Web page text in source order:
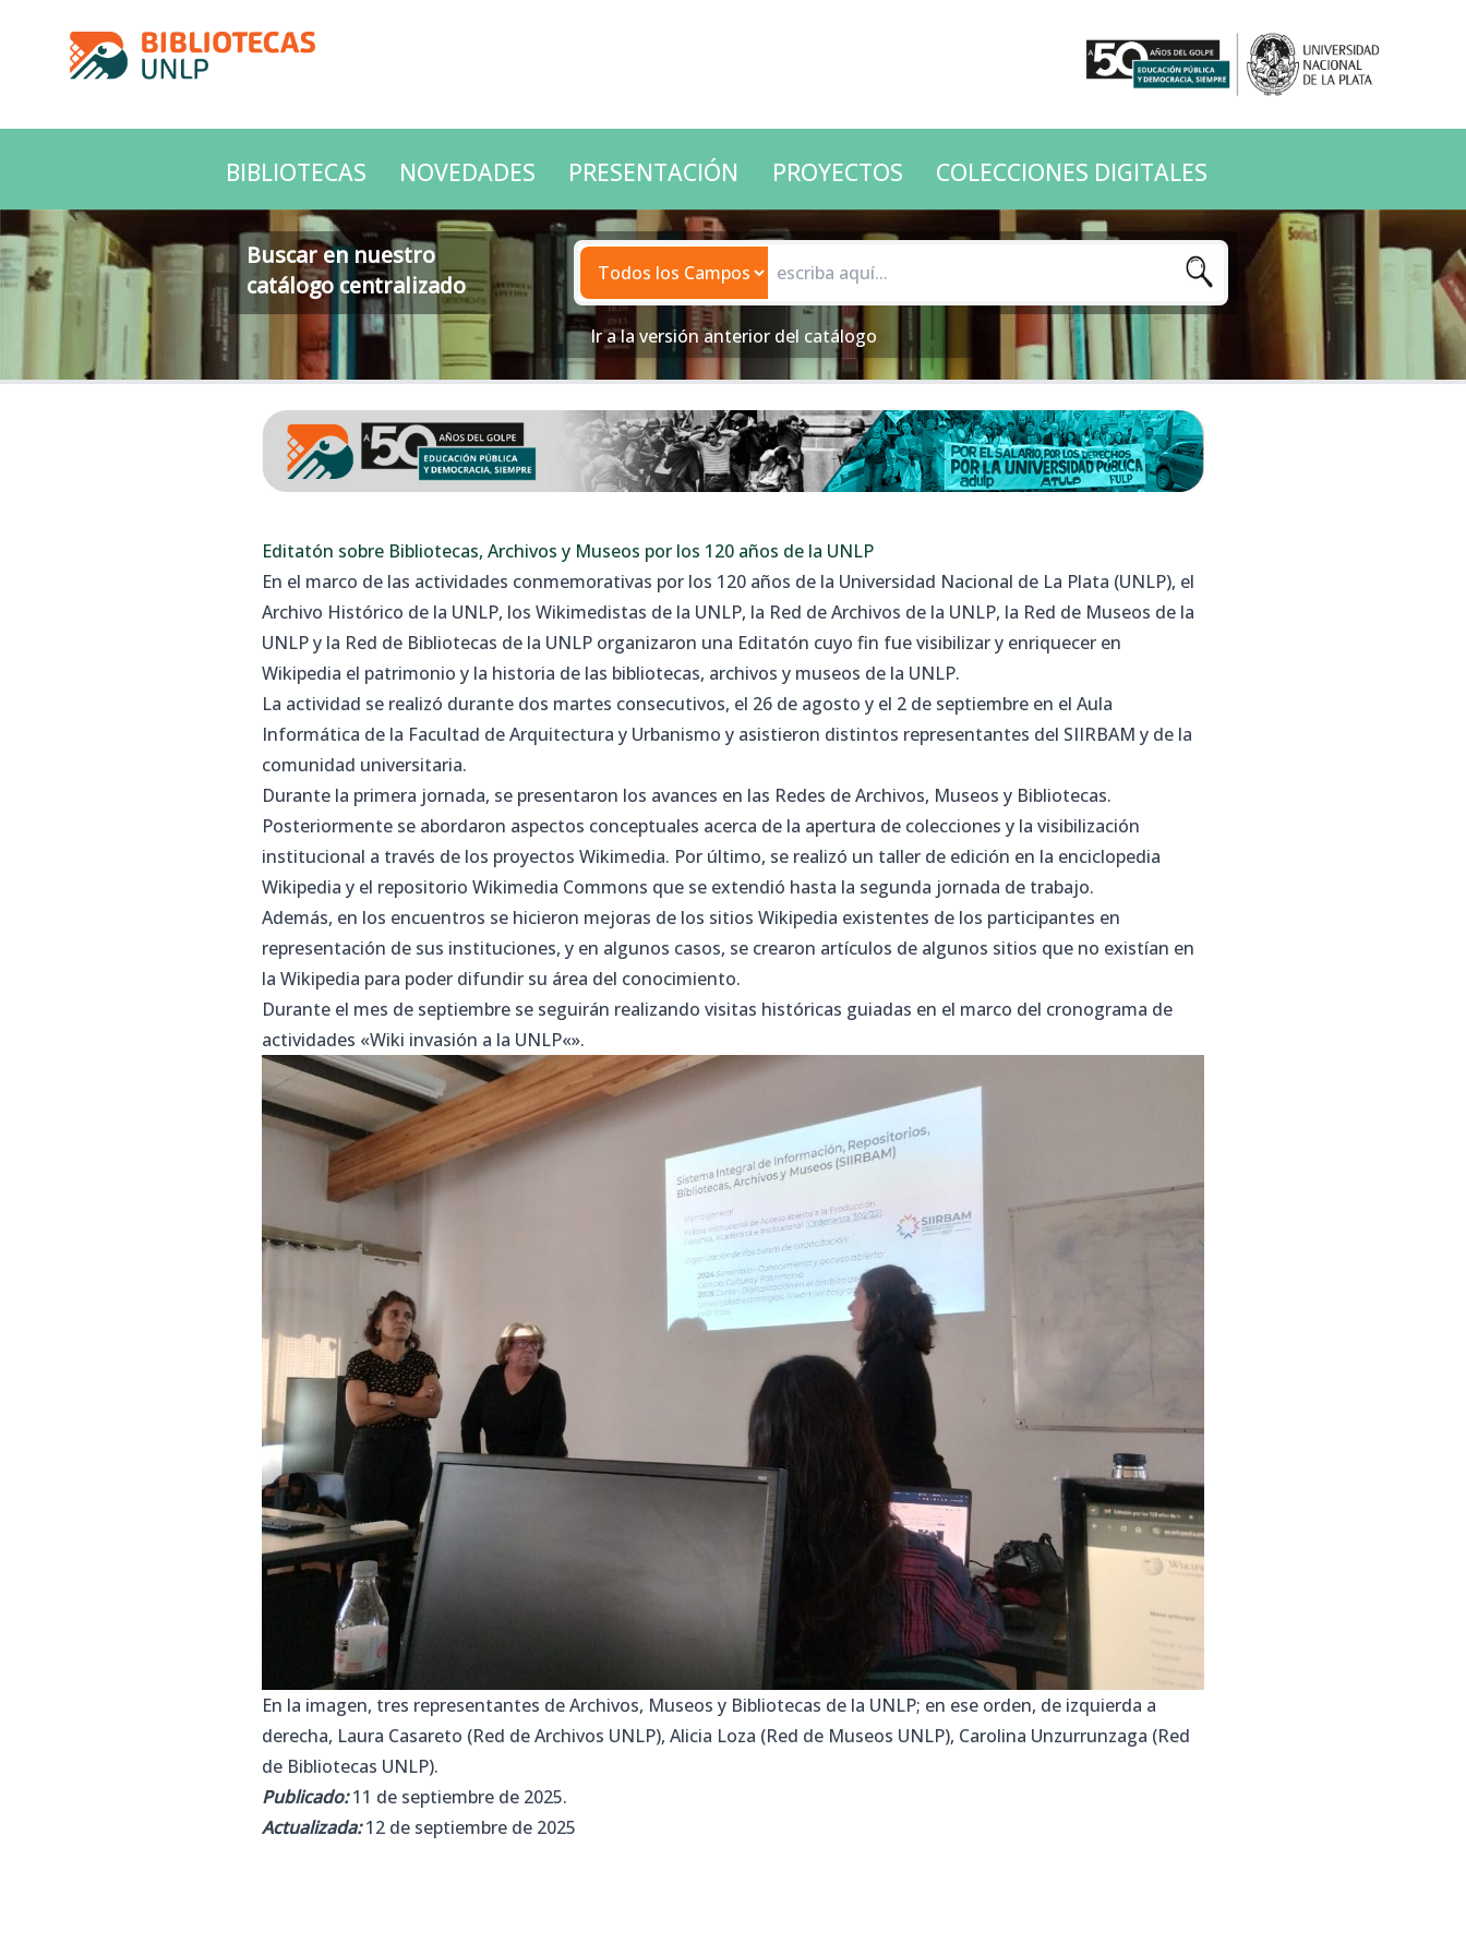
BIBLIOTECAS NOVEDADES PRESENTACIÓN PROYECTOS COLECCIONES DIGITALES
Buscar en nuestro
catálogo centralizado
Ir a la versión anterior del catálogo
Editatón sobre Bibliotecas, Archivos y Museos por los 120 años de la UNLP
En el marco de las actividades conmemorativas por los 120 años de la Universidad Nacional de La Plata (UNLP), el
Archivo Histórico de la UNLP, los Wikimedistas de la UNLP, la Red de Archivos de la UNLP, la Red de Museos de la
UNLP y la Red de Bibliotecas de la UNLP organizaron una Editatón cuyo fin fue visibilizar y enriquecer en
Wikipedia el patrimonio y la historia de las bibliotecas, archivos y museos de la UNLP.
La actividad se realizó durante dos martes consecutivos, el 26 de agosto y el 2 de septiembre en el Aula
Informática de la Facultad de Arquitectura y Urbanismo y asistieron distintos representantes del SIIRBAM y de la
comunidad universitaria.
Durante la primera jornada, se presentaron los avances en las Redes de Archivos, Museos y Bibliotecas.
Posteriormente se abordaron aspectos conceptuales acerca de la apertura de colecciones y la visibilización
institucional a través de los proyectos Wikimedia. Por último, se realizó un taller de edición en la enciclopedia
Wikipedia y el repositorio Wikimedia Commons que se extendió hasta la segunda jornada de trabajo.
Además, en los encuentros se hicieron mejoras de los sitios Wikipedia existentes de los participantes en
representación de sus instituciones, y en algunos casos, se crearon artículos de algunos sitios que no existían en
la Wikipedia para poder difundir su área del conocimiento.
Durante el mes de septiembre se seguirán realizando visitas históricas guiadas en el marco del cronograma de
actividades «Wiki invasión a la UNLP«».
En la imagen, tres representantes de Archivos, Museos y Bibliotecas de la UNLP; en ese orden, de izquierda a
derecha, Laura Casareto (Red de Archivos UNLP), Alicia Loza (Red de Museos UNLP), Carolina Unzurrunzaga (Red
de Bibliotecas UNLP).
Publicado:11 de septiembre de 2025.
Actualizada:12 de septiembre de 2025